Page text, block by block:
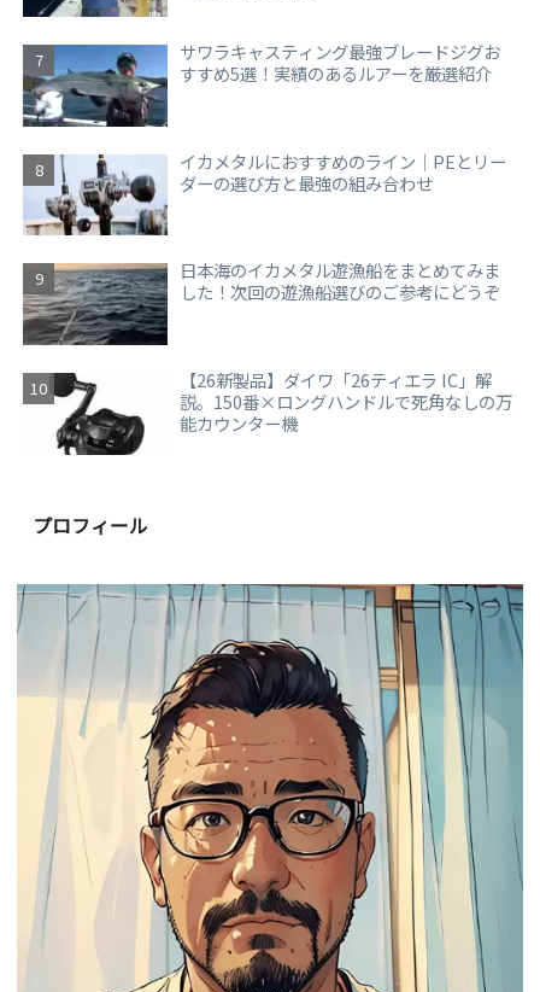
サワラキャスティング最強ブレードジグお
すすめ5選！実績のあるルアーを厳選紹介
イカメタルにおすすめのライン｜PEとリー
ダーの選び方と最強の組み合わせ
日本海のイカメタル遊漁船をまとめてみま
した！次回の遊漁船選びのご参考にどうぞ
【26新製品】ダイワ「26ティエラ IC」解
説。150番×ロングハンドルで死角なしの万
能カウンター機
プロフィール